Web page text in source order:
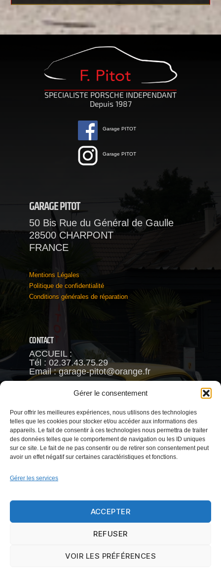
Gérer le consentement
Pour offrir les meilleures expériences, nous utilisons des technologies
telles que les cookies pour stocker et/ou accéder aux informations des
appareils. Le fait de consentir à ces technologies nous permettra de traiter
des données telles que le comportement de navigation ou les ID uniques
sur ce site. Le fait de ne pas consentir ou de retirer son consentement peut
avoir un effet négatif sur certaines caractéristiques et fonctions.
Gérer les services
ACCEPTER
REFUSER
VOIR LES PRÉFÉRENCES
SPECIALISTE PORSCHE INDEPENDANT
Depuis 1987
Garage PITOT
Garage PITOT
GARAGE PITOT
50 Bis Rue du Général de Gaulle
28500 CHARPONT
FRANCE
Mentions Légales
Politique de confidentialité
Conditions générales de réparation
CONTACT
ACCUEIL :
Tél : 02.37.43.75.29
Email : garage-pitot@orange.fr
Fréderic PITOT
Mob : 06.63.93.88.66
VENTE :
Reynald CHAMBRIN
Mob : 06.63.79.81.58
Email : garage.pitot@gmail.com
HORAIRES
Le Lundi :
De 9h30 à 12h - 14h à 18h
Du mardi au Vendredi
De 8h à 12h - 14h à 18h30.
Samedi : De 8h à 13h